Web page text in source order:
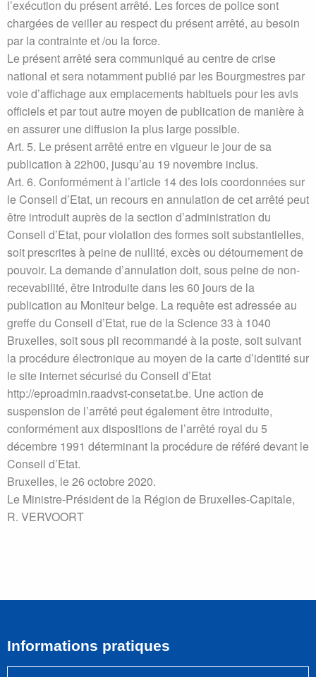
l’exécution du présent arrêté. Les forces de police sont
chargées de veiller au respect du présent arrêté, au besoin
par la contrainte et /ou la force.
Le présent arrêté sera communiqué au centre de crise
national et sera notamment publié par les Bourgmestres par
voie d’affichage aux emplacements habituels pour les avis
officiels et par tout autre moyen de publication de manière à
en assurer une diffusion la plus large possible.
Art. 5. Le présent arrêté entre en vigueur le jour de sa
publication à 22h00, jusqu’au 19 novembre inclus.
Art. 6. Conformément à l’article 14 des lois coordonnées sur
le Conseil d’Etat, un recours en annulation de cet arrêté peut
être introduit auprès de la section d’administration du
Conseil d’Etat, pour violation des formes soit substantielles,
soit prescrites à peine de nullité, excès ou détournement de
pouvoir. La demande d’annulation doit, sous peine de non-
recevabilité, être introduite dans les 60 jours de la
publication au Moniteur belge. La requête est adressée au
greffe du Conseil d’Etat, rue de la Science 33 à 1040
Bruxelles, soit sous pli recommandé à la poste, soit suivant
la procédure électronique au moyen de la carte d’identité sur
le site internet sécurisé du Conseil d’Etat
http://eproadmin.raadvst-consetat.be. Une action de
suspension de l’arrêté peut également être introduite,
conformément aux dispositions de l’arrêté royal du 5
décembre 1991 déterminant la procédure de référé devant le
Conseil d’Etat.
Bruxelles, le 26 octobre 2020.
Le Ministre-Président de la Région de Bruxelles-Capitale,
R. VERVOORT
Informations pratiques